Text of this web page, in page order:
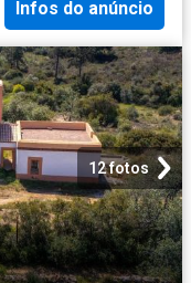
Infos do anúncio
12 fotos